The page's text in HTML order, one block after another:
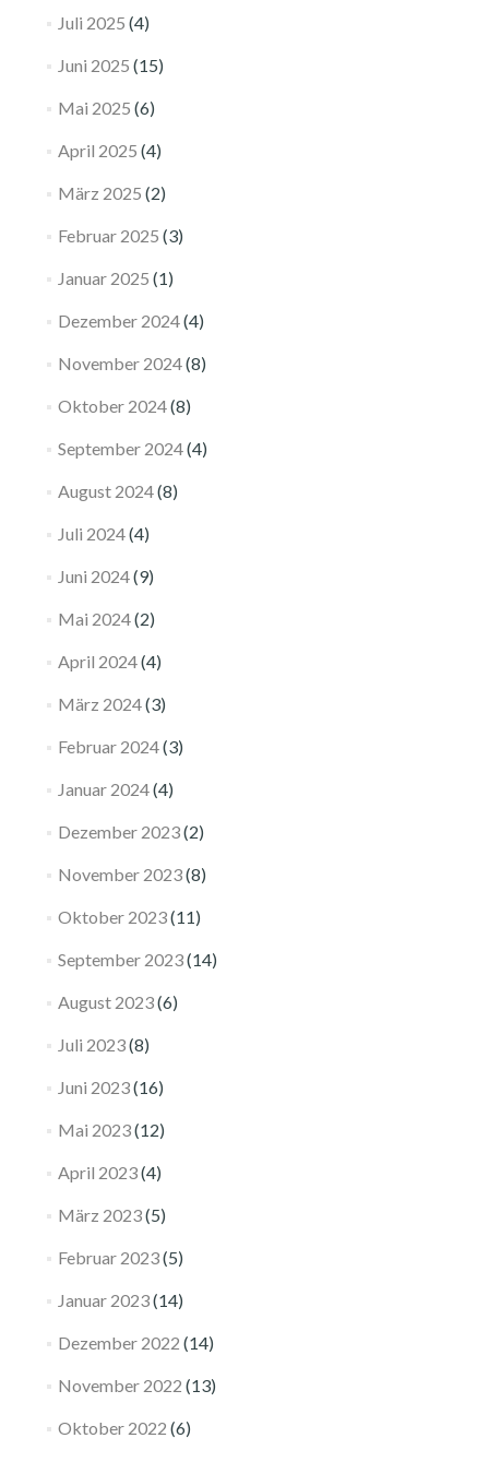
Juli 2025 (4)
Juni 2025 (15)
Mai 2025 (6)
April 2025 (4)
März 2025 (2)
Februar 2025 (3)
Januar 2025 (1)
Dezember 2024(4)
November 2024(8)
Oktober 2024(8)
September 2024(4)
August 2024(8)
Juli 2024(4)
Juni 2024(9)
Mai 2024(2)
April 2024(4)
März 2024(3)
Februar 2024(3)
Januar 2024(4)
Dezember 2023(2)
November 2023(8)
Oktober 2023(11)
September 2023(14)
August 2023(6)
Juli 2023(8)
Juni 2023(16)
Mai 2023(12)
April 2023(4)
März 2023(5)
Februar 2023(5)
Januar 2023(14)
Dezember 2022 (14)
November 2022 (13)
Oktober 2022 (6)